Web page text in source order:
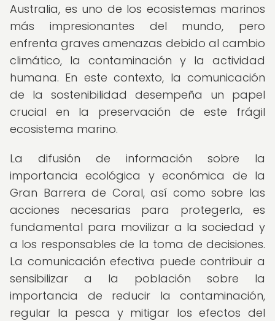
Australia, es uno de los ecosistemas marinos
más impresionantes del mundo, pero
enfrenta graves amenazas debido al cambio
climático, la contaminación y la actividad
humana. En este contexto, la comunicación
de la sostenibilidad desempeña un papel
crucial en la preservación de este frágil
ecosistema marino.
La difusión de información sobre la
importancia ecológica y económica de la
Gran Barrera de Coral, así como sobre las
acciones necesarias para protegerla, es
fundamental para movilizar a la sociedad y
a los responsables de la toma de decisiones.
La comunicación efectiva puede contribuir a
sensibilizar a la población sobre la
importancia de reducir la contaminación,
regular la pesca y mitigar los efectos del